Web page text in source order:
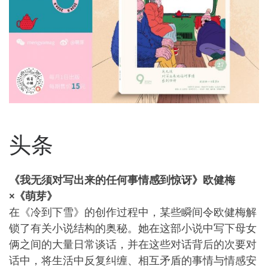
头条
《我无须对写出来的任何事情感到惊讶》欧健梅
×《萌芽》
在《冷到下雪》的创作过程中，某些瞬间令欧健梅解
锁了有关小说结构的奥秘。她在这部小说中写下母女
俩之间的大量日常谈话，并在这些对话背后的次要对
话中，将生活中反复纠缠、相互矛盾的事情与情感安